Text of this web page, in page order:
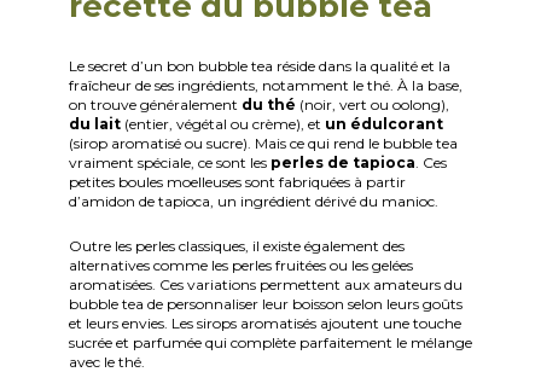
Le secret d’un bon bubble tea réside dans la qualité et la
fraîcheur de ses ingrédients, notamment le thé. À la base,
on trouve généralement du thé (noir, vert ou oolong),
du lait(entier, végétal ou crème), et un édulcorant
(sirop aromatisé ou sucre). Mais ce qui rend le bubble tea
vraiment spéciale, ce sont les perles de tapioca . Ces
petites boules moelleuses sont fabriquées à partir
d’amidon de tapioca, un ingrédient dérivé du manioc.
Outre les perles classiques, il existe également des
alternatives comme les perles fruitées ou les gelées
aromatisées. Ces variations permettent aux amateurs du
bubble tea de personnaliser leur boisson selon leurs goûts
et leurs envies. Les sirops aromatisés ajoutent une touche
sucrée et parfumée qui complète parfaitement le mélange
avec le thé.